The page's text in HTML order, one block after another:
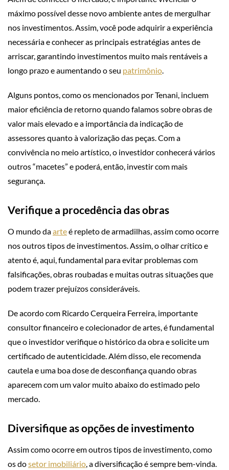
máximo possível desse novo ambiente antes de mergulhar
nos investimentos. Assim, você pode adquirir a experiência
necessária e conhecer as principais estratégias antes de
arriscar, garantindo investimentos muito mais rentáveis a
longo prazo e aumentando o seu patrimônio.
Alguns pontos, como os mencionados por Tenani, incluem
maior eficiência de retorno quando falamos sobre obras de
valor mais elevado e a importância da indicação de
assessores quanto à valorização das peças. Com a
convivência no meio artístico, o investidor conhecerá vários
outros “macetes” e poderá, então, investir com mais
segurança.
Verifique a procedência das obras
O mundo daarteé repleto de armadilhas, assim como ocorre
nos outros tipos de investimentos. Assim, o olhar crítico e
atento é, aqui, fundamental para evitar problemas com
falsificações, obras roubadas e muitas outras situações que
podem trazer prejuízos consideráveis.
De acordo com Ricardo Cerqueira Ferreira, importante
consultor financeiro e colecionador de artes, é fundamental
que o investidor verifique o histórico da obra e solicite um
certificado de autenticidade. Além disso, ele recomenda
cautela e uma boa dose de desconfiança quando obras
aparecem com um valor muito abaixo do estimado pelo
mercado.
Diversifique as opções de investimento
Assim como ocorre em outros tipos de investimento, como
os dosetor imobiliário, a diversificação é sempre bem-vinda.